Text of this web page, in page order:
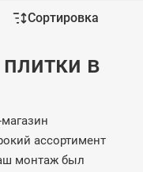
Сортировка
в
ассортимент
монтаж был